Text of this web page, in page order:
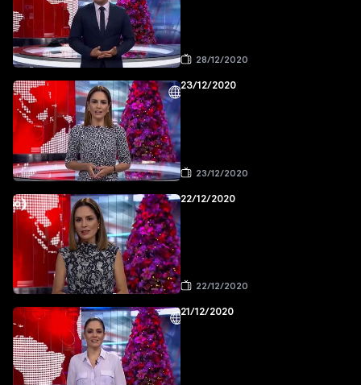
28/12/2020
23/12/2020
23/12/2020
22/12/2020
22/12/2020
21/12/2020